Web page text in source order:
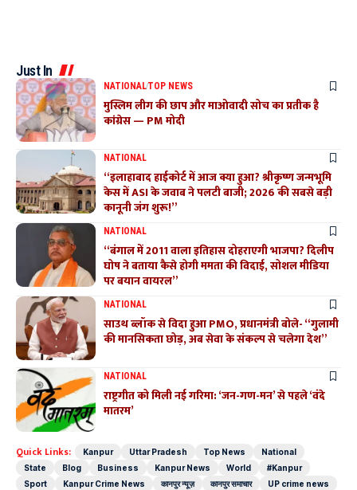
Just In
NATIONALTOP NEWS
मुस्लिम लीग की छाप और माओवादी सोच का प्रतीक है
कांग्रेस — PM मोदी
NATIONAL
“इलाहाबाद हाईकोर्ट में आज क्या हुआ? श्रीकृष्ण जन्मभूमि
केस में ASI के जवाब ने पलटी बाजी; 2026 की सबसे बड़ी
कानूनी जंग शुरू!”
NATIONAL
“बंगाल में 2011 वाला इतिहास दोहराएगी भाजपा? दिलीप
घोष ने बताया कैसे होगी ममता की विदाई, सोशल मीडिया
पर बयान वायरल”
NATIONAL
साउथ ब्लॉक से विदा हुआ PMO, प्रधानमंत्री बोले- “गुलामी
की मानसिकता छोड़, अब सेवा के संकल्प से चलेगा देश”
NATIONAL
राष्ट्रगीत को मिली नई गरिमा: ‘जन-गण-मन’ से पहले ‘वंदे
मातरम’
Quick Links: Kanpur Uttar Pradesh Top News
National
State
Blog Business Kanpur News World
#Kanpur
Sport
Kanpur Crime News कानपुर न्यूज़ कानपुर समाचार UP crime news